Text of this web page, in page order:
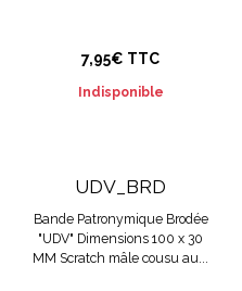
7,95€ TTC
Indisponible
UDV_BRD
Bande Patronymique Brodée
"UDV" Dimensions 100 x 30
MM Scratch mâle cousu au...